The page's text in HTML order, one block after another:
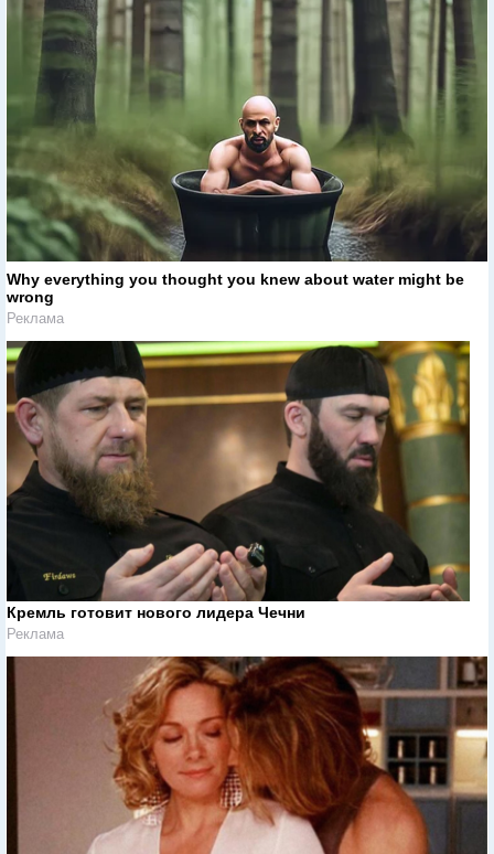
Why everything you thought you knew about water might be
wrong
Реклама
Кремль готовит нового лидера Чечни
Реклама